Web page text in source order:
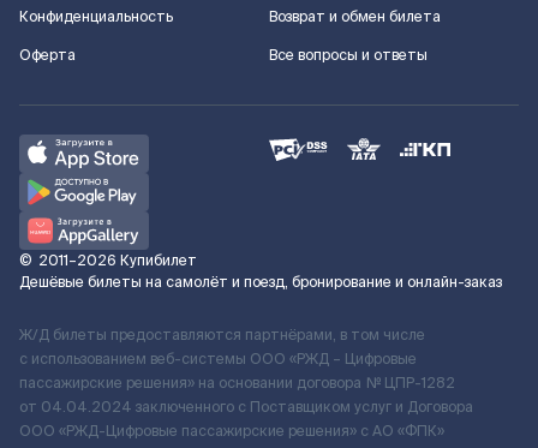
Конфиденциальность
Оферта
Возврат и обмен билета
Все вопросы и ответы
© 2011–2026 Купибилет
Дешёвые билеты на самолёт и поезд, бронирование и онлайн-заказ
Ж/Д билеты предоставляются партнёрами, в том числе
с использованием веб-системы ООО «РЖД – Цифровые
пассажирские решения» на основании договора № ЦПР-1282
от 04.04.2024 заключенного с Поставщиком услуг и Договора
ООО «РЖД-Цифровые пассажирские решения» c АО «ФПК»